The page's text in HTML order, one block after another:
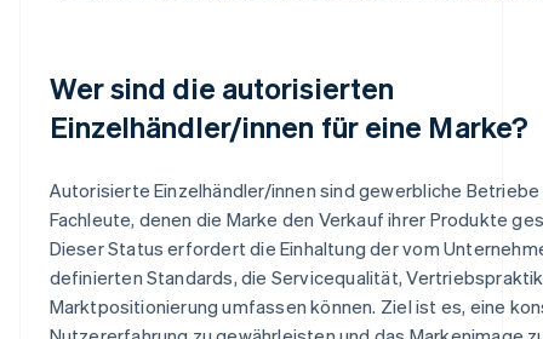
Wer sind die autorisierten
Einzelhändler/innen für eine Marke?
Autorisierte Einzelhändler/innen sind gewerbliche
Fachleute, denen die Marke den Verkauf ihrer Produkte
Dieser Status erfordert die Einhaltung der vom
definierten Standards, die Servicequalität,
Marktpositionierung umfassen können. Ziel ist es, eine